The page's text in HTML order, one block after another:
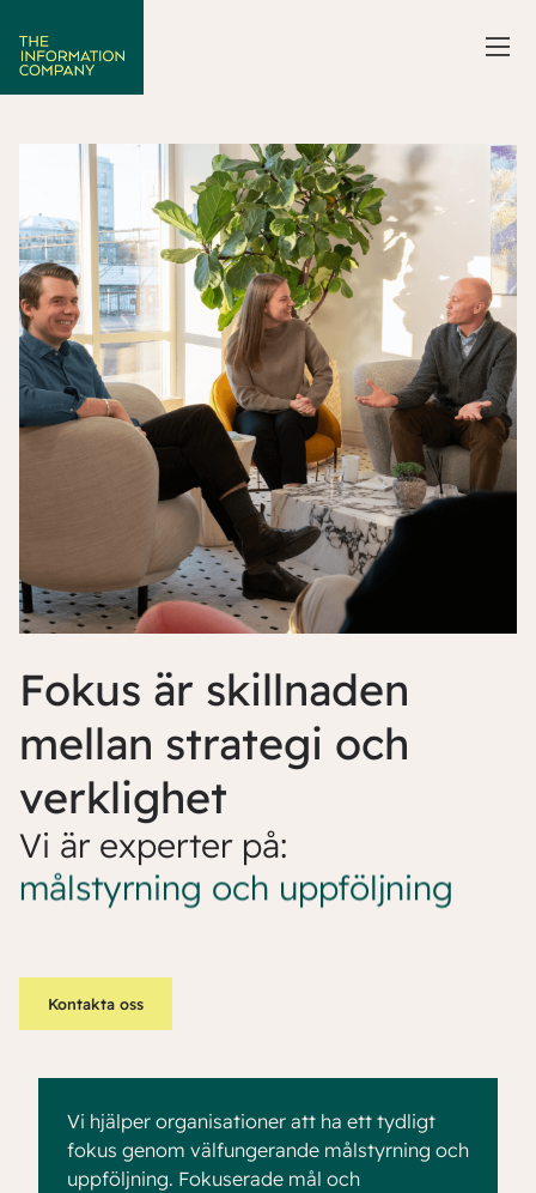
Fokus är skillnaden
mellan strategi och
verklighet
Vi är experter på:
målstyrning och uppföljning
Kontakta oss
Vi hjälper organisationer att ha ett tydligt
fokus genom välfungerande målstyrning och
uppföljning. Fokuserade mål och